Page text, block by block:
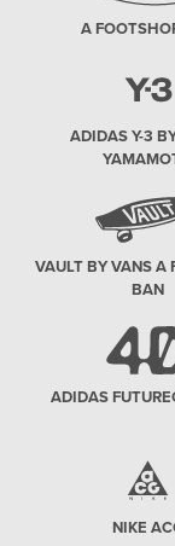
A
ADIDAS Y-3
VAULT BY VANS A
BAN
ADIDAS
NIKE